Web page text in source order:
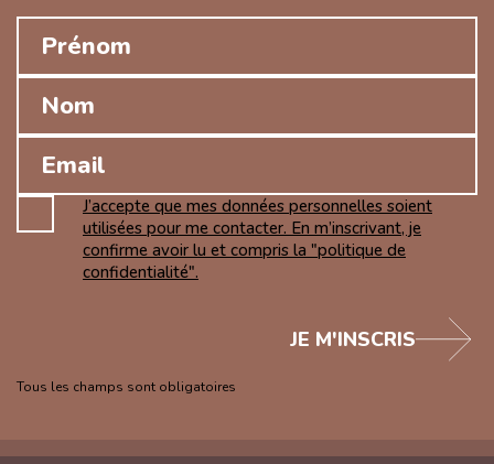
J’accepte que mes données personnelles soient
utilisées pour me contacter. En m’inscrivant, je
confirme avoir lu et compris la "politique de
confidentialité".
Tous les champs sont obligatoires
JE M'INSCRIS